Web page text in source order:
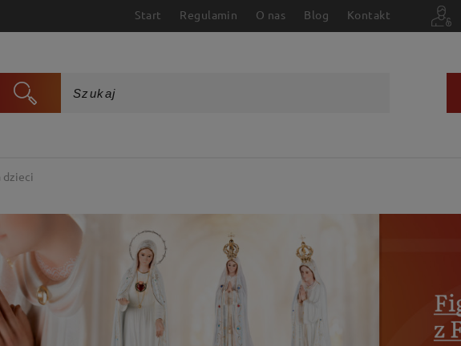
Start Regulamin O nas Blog Kontakt
dzieci